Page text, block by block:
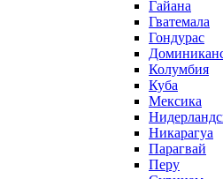
Гайана
Гватемала
Гондурас
Колумбия
Куба
Мексика
Никарагуа
Парагвай
Перу